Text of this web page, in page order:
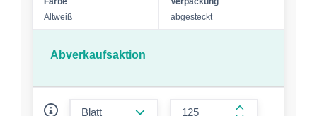
Altweiß
abgesteckt
Abverkaufsaktion